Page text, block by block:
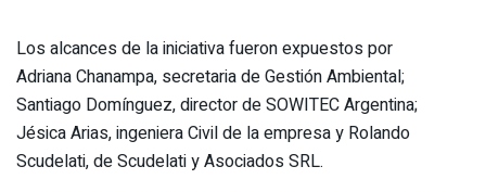
Los alcances de la iniciativa fueron expuestos por
Adriana Chanampa, secretaria de Gestión Ambiental;
Santiago Domínguez, director de SOWITEC Argentina;
Jésica Arias, ingeniera Civil de la empresa y Rolando
Scudelati, de Scudelati y Asociados SRL.